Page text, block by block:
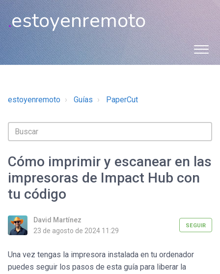
.estoyenremoto
estoyenremoto Guías PaperCut
Cómo imprimir y escanear en las
impresoras de Impact Hub con
tu código
David Martínez
23 de agosto de 2024 11:29
SEGUIR
Una vez tengas la impresora instalada en tu ordenador
puedes seguir los pasos de esta guía para liberar la